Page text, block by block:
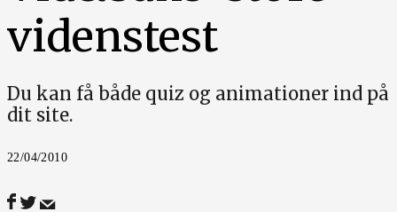
videnstest
Du kan få både quiz og animationer ind på
dit site.
22/04/2010